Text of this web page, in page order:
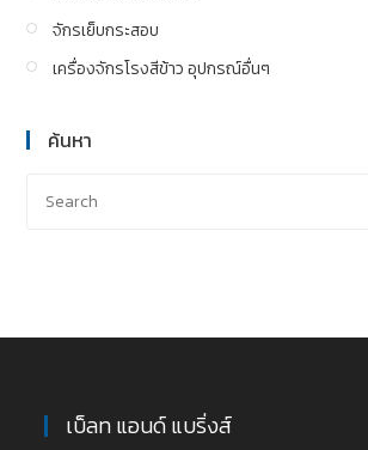
จักรเย็บกระสอบ
เครื่องจักรโรงสีข้าว อุปกรณ์อื่นๆ
ค้นหา
เบ็ลท แอนด์ แบริ่งส์